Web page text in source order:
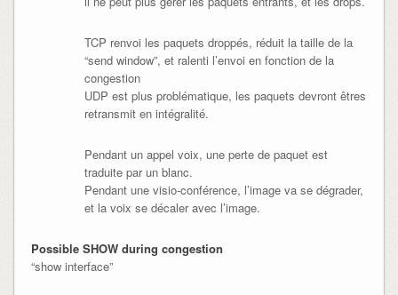
TCP renvoi les paquets droppés, réduit la taille de la
“send window”, et ralenti l’envoi en fonction de la
congestion
UDP est plus problématique, les paquets devront êtres
retransmit en intégralité.
Pendant un appel voix, une perte de paquet est
traduite par un blanc.
Pendant une visio-conférence, l’image va se dégrader,
et la voix se décaler avec l’image.
Possible SHOW during congestion
“show interface”